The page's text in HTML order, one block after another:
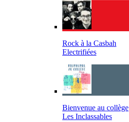
Rock à la Casbah
Electrifiées
Bienvenue au collège
Les Inclassables